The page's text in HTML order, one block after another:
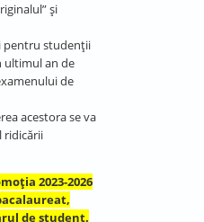
și
pentru studenţii
ultimul an de
de
acestora se va
ridicării
2023-2026
de student.